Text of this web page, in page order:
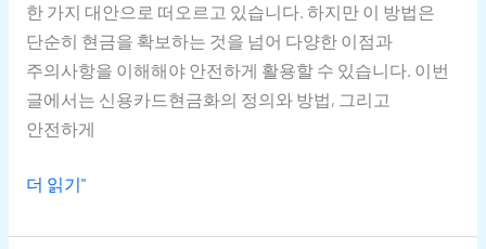
한 가지 대안으로 떠오르고 있습니다. 하지만 이 방법은
단순히 현금을 확보하는 것을 넘어 다양한 이점과
주의사항을 이해해야 안전하게 활용할 수 있습니다. 이번
글에서는 신용카드현금화의 정의와 방법, 그리고
안전하게
더 읽기"